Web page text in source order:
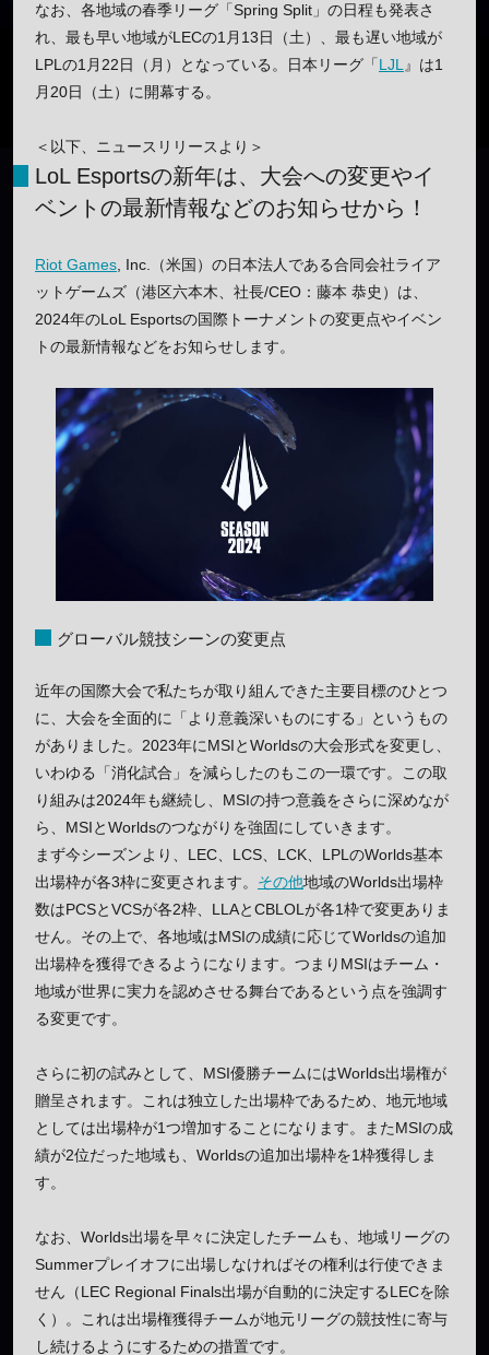
なお、各地域の春季リーグ「Spring Split」の日程も発表さ
れ、最も早い地域がLECの1月13日（土）、最も遅い地域が
LPLの1月22日（月）となっている。日本リーグ「LJL』は1
月20日（土）に開幕する。
＜以下、ニュースリリースより＞
LoL Esportsの新年は、大会への変更やイ
ベントの最新情報などのお知らせから！
Riot Games, Inc.（米国）の日本法人である合同会社ライア
ットゲームズ（港区六本木、社長/CEO：藤本 恭史）は、
2024年のLoL Esportsの国際トーナメントの変更点やイベン
トの最新情報などをお知らせします。
グローバル競技シーンの変更点
近年の国際大会で私たちが取り組んできた主要目標のひとつ
に、大会を全面的に「より意義深いものにする」というもの
がありました。2023年にMSIとWorldsの大会形式を変更し、
いわゆる「消化試合」を減らしたのもこの一環です。この取
り組みは2024年も継続し、MSIの持つ意義をさらに深めなが
ら、MSIとWorldsのつながりを強固にしていきます。
まず今シーズンより、LEC、LCS、LCK、LPLのWorlds基本
出場枠が各3枠に変更されます。 その他地域のWorlds出場枠
数はPCSとVCSが各2枠、LLAとCBLOLが各1枠で変更ありま
せん。その上で、各地域はMSIの成績に応じてWorldsの追加
出場枠を獲得できるようになります。つまりMSIはチーム・
地域が世界に実力を認めさせる舞台であるという点を強調す
る変更です。
さらに初の試みとして、MSI優勝チームにはWorlds出場権が
贈呈されます。これは独立した出場枠であるため、地元地域
としては出場枠が1つ増加することになります。またMSIの成
績が2位だった地域も、Worldsの追加出場枠を1枠獲得しま
す。
なお、Worlds出場を早々に決定したチームも、地域リーグの
Summerプレイオフに出場しなければその権利は行使できま
せん（LEC Regional Finals出場が自動的に決定するLECを除
く）。これは出場権獲得チームが地元リーグの競技性に寄与
し続けるようにするための措置です。